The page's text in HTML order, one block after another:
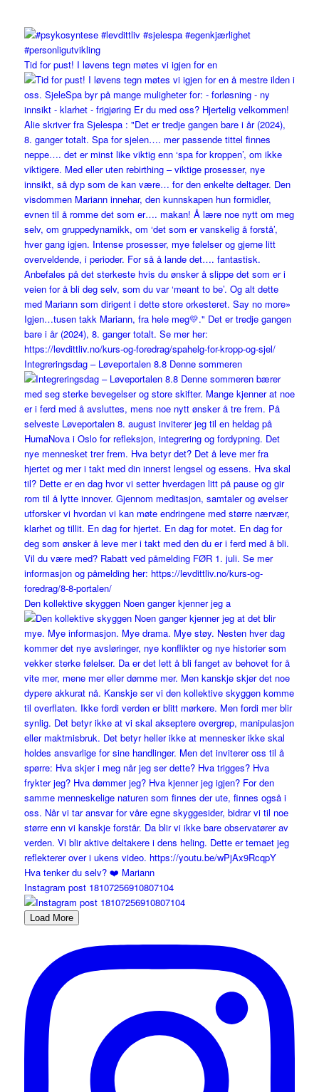
Tid for pust! I løvens tegn møtes vi igjen for en
Integreringsdag – Løveportalen 8.8 Denne sommeren
Den kollektive skyggen Noen ganger kjenner jeg a
Instagram post 18107256910807104
Load More